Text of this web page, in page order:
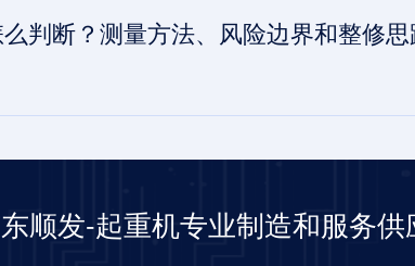
判断？测量方法、风险边界和整修思
顺发-起重机专业制造和服务供